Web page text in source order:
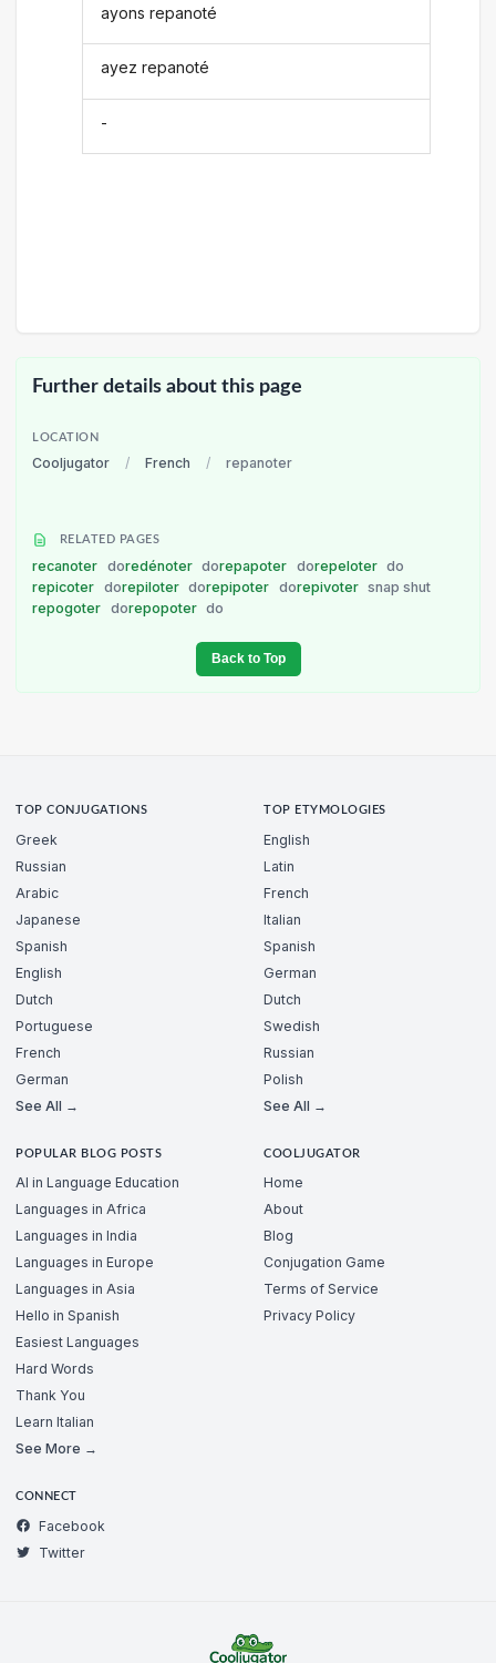
ayons repanoté
ayez repanoté
-
Further details about this page
LOCATION
Cooljugator / French / repanoter
RELATED PAGES
recanoter doredénoter dorepapoter dorepeloter do
repicoter dorepiloter dorepipoter dorepivoter snap shut
repogoter dorepopoter do
Back to Top
TOP CONJUGATIONS
Greek
Russian
Arabic
Japanese
Spanish
English
Dutch
Portuguese
French
German
See All →
TOP ETYMOLOGIES
English
Latin
French
Italian
Spanish
German
Dutch
Swedish
Russian
Polish
See All →
POPULAR BLOG POSTS
AI in Language Education
Languages in Africa
Languages in India
Languages in Europe
Languages in Asia
Hello in Spanish
Easiest Languages
Hard Words
Thank You
Learn Italian
See More →
COOLJUGATOR
Home
About
Blog
Conjugation Game
Terms of Service
Privacy Policy
CONNECT
Facebook
Twitter